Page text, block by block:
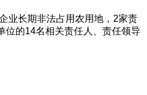
业长期非法占用农用地，2家责
位的14名相关责任人、责任领导